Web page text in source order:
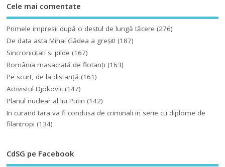
Cele mai comentate
Primele impresii după o destul de lungă tăcere (276)
De data asta Mihai Gâdea a greşit! (187)
Sincronicitati si pilde (167)
România masacrată de flotanţi (163)
Pe scurt, de la distanță (161)
Activistul Djokovic (147)
Planul nuclear al lui Putin (142)
In curand tara va fi condusa de criminali in serie cu diplome de
filantropi (134)
CdSG pe Facebook